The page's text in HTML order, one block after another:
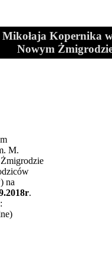
Mikołaja Kopernika
Nowym
M.
na
.